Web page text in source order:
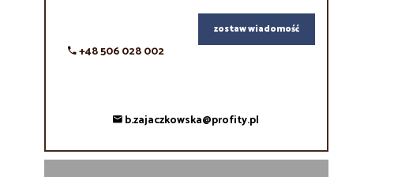
+48 506 028 002
zostaw wiadomość
b.zajaczkowska@profity.pl